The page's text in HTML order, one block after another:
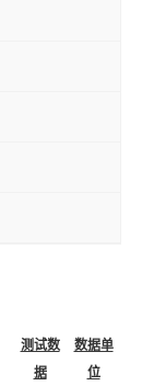
测试数
据
数据单
位